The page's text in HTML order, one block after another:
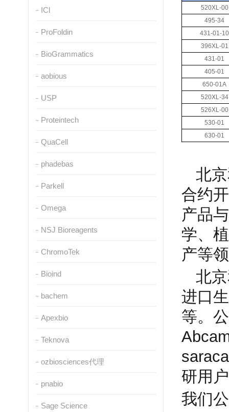
ICl
ProFoldin
BioGrammatics
aobious
USP
Proteintech
QuaCell
phadebas
Parkell
Omega
NSJ Bioreagents
ChromoTek
Bioind
bachem
Apexbio
Teknova
ozbiosciences代理
pnabio
Sage Science
520XL-00
495-34
431-01-10
396XL-01
431-01
405-01
650-01A
520XL-34
526XL-00
530-01
630-01
北
合约
产品
学、
产等
北
进口
等。
研用
我们